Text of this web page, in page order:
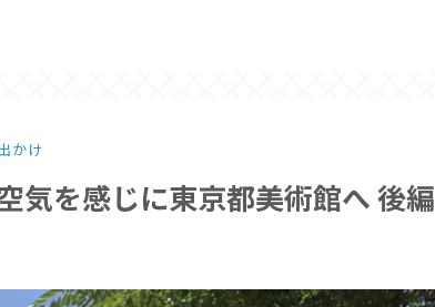
かけ
気を感じに東京都美術館へ 後編